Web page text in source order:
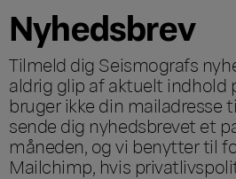
Nyhedsbrev
Tilmeld dig Seismografs
aldrig glip af aktuelt indhold
bruger ikke din mailadresse
sende dig nyhedsbrevet et
måneden, og vi benytter til
Mailchimp, hvis